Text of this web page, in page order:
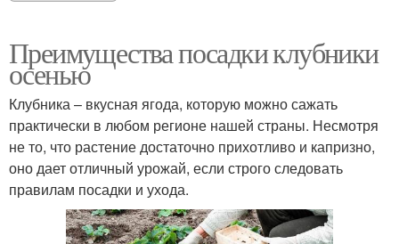
Преимущества посадки клубники
осенью
Клубника – вкусная ягода, которую можно сажать
практически в любом регионе нашей страны. Несмотря
не то, что растение достаточно прихотливо и капризно,
оно дает отличный урожай, если строго следовать
правилам посадки и ухода.